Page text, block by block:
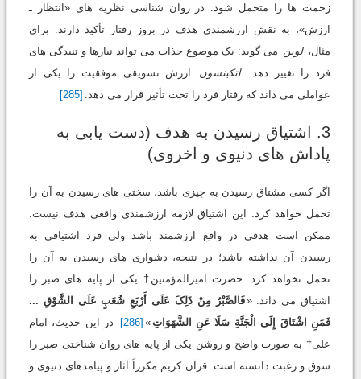
زحمت ها را متحمل شود. در روان شناسی نظریه های «انتظار ـ
ارزش»، به نقش ارزشمندی هدف در بروز رفتار تأکید دارند. برای
مثال، لوین می گوید: یک موضوع جذاب می تواند نیازها و تنیدگی های
فرد را تغییر دهد.
اتکینسون
ارزش تشویقی موفقیت را یکی از
عواملی می داند که رفتار فرد را تحت تأثیر قرار می دهد.
[285]
3. اشتیاق رسیدن به هدف (دست یابی به
پاداش های دنیوی و اخروی)
اگر کسی مشتاق رسیدن به چیزی باشد، سختی های رسیدن به آن را
تحمل خواهد کرد. این اشتیاق لازمه ارزشمندی واقعی هدف نیست.
ممکن است هدفی در واقع ارزشمند باشد ولی فرد اشتیاقی به
رسیدن آن نداشته باشد؛ در نتیجه، دشواری های رسیدن به آن را
تحمل نخواهد کرد. حضرت امیرالمؤمنین† یکی از پایه های صبر را
اشتیاق می داند: «فَالصَّبْرُ مِنْ ذَلِکَ عَلَی أَرْبَعِ شُعَبٍ عَلَی الشَّوْقِ ...
فَمَنِ اشْتَاقَ إِلَی الْجَنَّةِ سَلَا عَنِ الشَّهَوَاتِ»
[286]
در این حدیث، امام
علی† به صورت واضح و روشن یکی از پایه های روان شناختی صبر را
شوق و رغبت دانسته است. قرآن کریم مکرراً آثار و پیامدهای دنیوی و